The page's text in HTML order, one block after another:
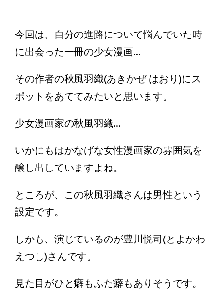
今回は、自分の進路について悩んでいた時
に出会った一冊の少女漫画...
その作者の秋風羽織(あきかぜ はおり)にス
ポットをあててみたいと思います。
少女漫画家の秋風羽織...
いかにもはかなげな女性漫画家の雰囲気を
醸し出していますよね。
ところが、この秋風羽織さんは男性という
設定です。
しかも、演じているのが豊川悦司(とよかわ
えつし)さんです。
見た目がひと癖もふた癖もありそうです。